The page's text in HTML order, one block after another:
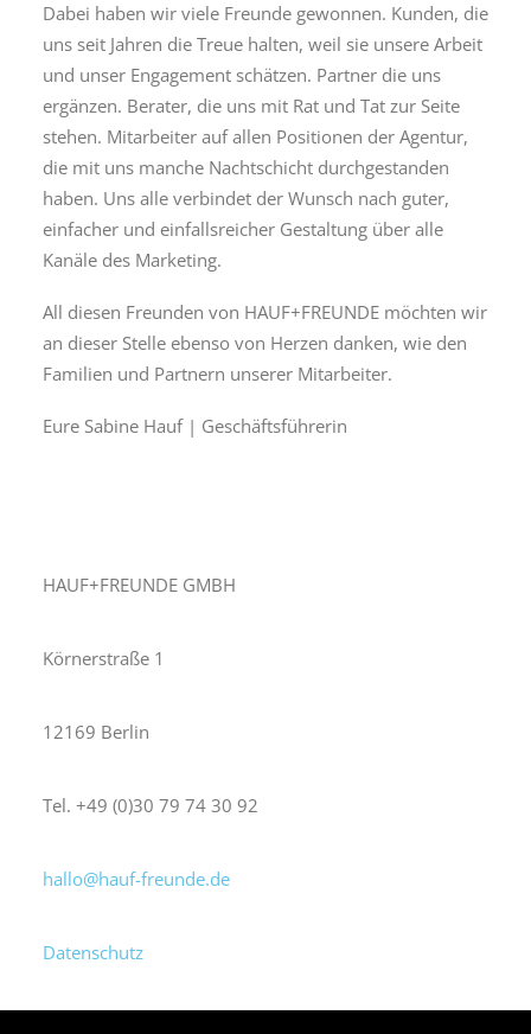
Dabei haben wir viele Freunde gewonnen. Kunden, die
uns seit Jahren die Treue halten, weil sie unsere Arbeit
und unser Engagement schätzen. Partner die uns
ergänzen. Berater, die uns mit Rat und Tat zur Seite
stehen. Mitarbeiter auf allen Positionen der Agentur,
die mit uns manche Nachtschicht durchgestanden
haben. Uns alle verbindet der Wunsch nach guter,
einfacher und einfallsreicher Gestaltung über alle
Kanäle des Marketing.
All diesen Freunden von HAUF+FREUNDE möchten wir
an dieser Stelle ebenso von Herzen danken, wie den
Familien und Partnern unserer Mitarbeiter.
Eure Sabine Hauf | Geschäftsführerin
HAUF+FREUNDE GMBH
Körnerstraße 1
12169 Berlin
Tel. +49 (0)30 79 74 30 92
hallo@hauf-freunde.de
Datenschutz